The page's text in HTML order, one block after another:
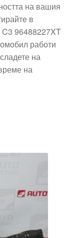
на вашия
в
C3 96488227XT
работи
на
на